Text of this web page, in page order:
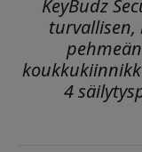
KeyBudz
4